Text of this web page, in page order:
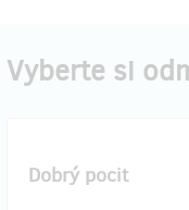
Vyberte si
Dobrý pocit